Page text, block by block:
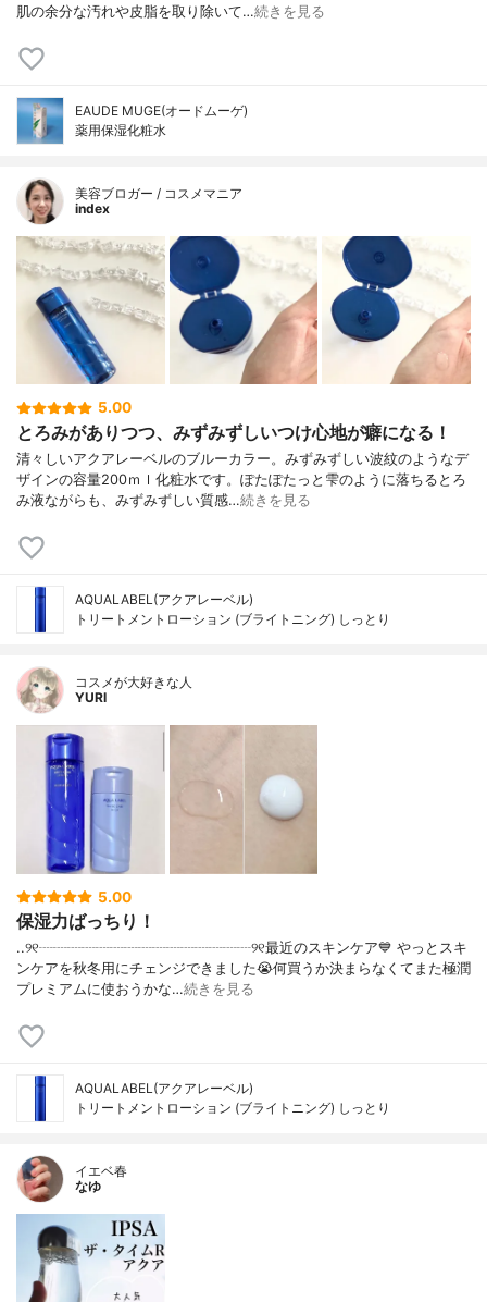
肌の余分な汚れや皮脂を取り除いて…続きを見る
EAUDE MUGE(オードムーゲ)
薬用保湿化粧水
美容ブロガー / コスメマニア
index
5.00
とろみがありつつ、みずみずしいつけ心地が癖になる！
清々しいアクアレーベルのブルーカラー。みずみずしい波紋のようなデ
ザインの容量200ｍｌ化粧水です。ぽたぽたっと雫のように落ちるとろ
み液ながらも、みずみずしい質感…続きを見る
AQUALABEL(アクアレーベル)
トリートメントローション (ブライトニング) しっとり
コスメが大好きな人
YURI
5.00
保湿力ばっちり！
..୨୧┈┈┈┈┈┈┈┈┈┈┈┈┈┈┈୨୧最近のスキンケア💙 やっとスキ
ンケアを秋冬用にチェンジできました😭何買うか決まらなくてまた極潤
プレミアムに使おうかな…続きを見る
AQUALABEL(アクアレーベル)
トリートメントローション (ブライトニング) しっとり
イエベ春
なゆ